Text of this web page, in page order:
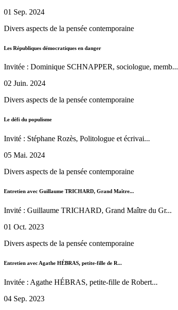
01 Sep. 2024
Divers aspects de la pensée contemporaine
Les Républiques démocratiques en danger
Invitée : Dominique SCHNAPPER, sociologue, memb...
02 Juin. 2024
Divers aspects de la pensée contemporaine
Le défi du populisme
Invité : Stéphane Rozès, Politologue et écrivai...
05 Mai. 2024
Divers aspects de la pensée contemporaine
Entretien avec Guillaume TRICHARD, Grand Maître...
Invité : Guillaume TRICHARD, Grand Maître du Gr...
01 Oct. 2023
Divers aspects de la pensée contemporaine
Entretien avec Agathe HÉBRAS, petite-fille de R...
Invitée : Agathe HÉBRAS, petite-fille de Robert...
04 Sep. 2023